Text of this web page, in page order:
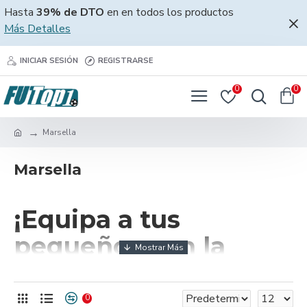
Hasta 39% de DTO en en todos los productos
Más Detalles
INICIAR SESIÓN REGISTRARSE
0 0
Marsella
Marsella
¡Equipa a tus
pequeños con la
Marsella para la
0